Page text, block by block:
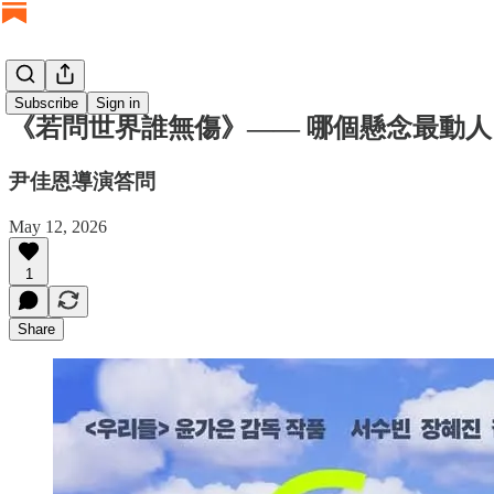
Subscribe Sign in
《若問世界誰無傷》—— 哪個懸念最動人
尹佳恩導演答問
May 12, 2026
1
Share